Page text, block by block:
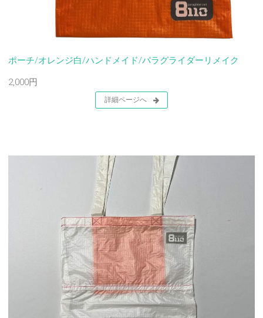
ポーチ/オレンジ白/ハンドメイド/パラグライダーリメイク
2,000円
詳細ページへ